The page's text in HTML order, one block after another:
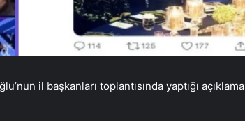
il başkanları toplantısında yaptığı açıklama